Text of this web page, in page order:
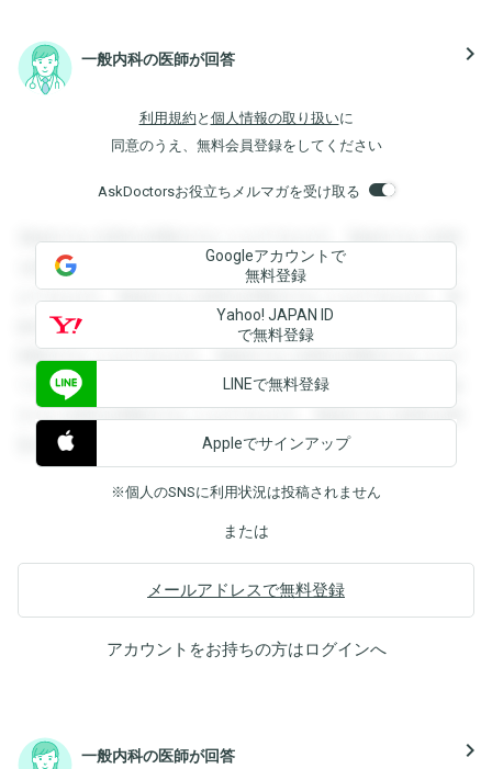
一般内科の医師が回答 navigate_next
利用規約 と 個人情報の取り扱いに
同意のうえ、無料会員登録をしてください
AskDoctorsお役立ちメルマガを受け取る
登録すると回答を閲覧することができます。登録すると回答
を閲覧することができます。登録すると回答を閲覧すること
ができます。登録すると回答を閲覧することができます。登
録すると回答を閲覧することができます。登録すると回答を
閲覧することができます。登録すると回答を閲覧することが
できます。登録すると回答を閲覧することができます。登録
すると回答を閲覧することができます。登録すると回答を閲
覧することができます。
Googleアカウントで
無料登録
Yahoo! JAPAN ID
で無料登録
LINEで無料登録
Appleでサインアップ
※個人のSNSに利用状況は投稿されません
または
メールアドレスで無料登録
アカウントをお持ちの方はログインへ
一般内科の医師が回答 navigate_next